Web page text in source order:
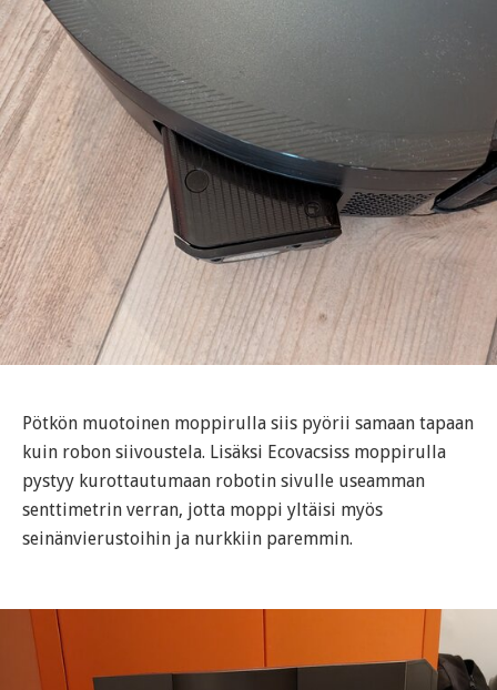
Pötkön muotoinen moppirulla siis pyörii samaan tapaan
kuin robon siivoustela. Lisäksi Ecovacsiss moppirulla
pystyy kurottautumaan robotin sivulle useamman
senttimetrin verran, jotta moppi yltäisi myös
seinänvierustoihin ja nurkkiin paremmin.